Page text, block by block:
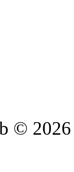
© 2026